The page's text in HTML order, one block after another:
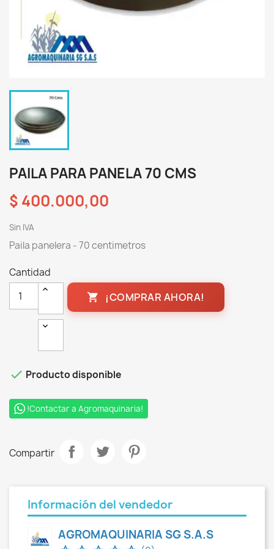
PAILA PARA PANELA 70 CMS
$ 400.000,00
Sin IVA
Paila panelera - 70 centimetros
Cantidad
 ¡COMPRAR AHORA!
 Producto disponible
!Contactar a Agromaquinaria!
Compartir
Información del vendedor
AGROMAQUINARIA SG S.A.S